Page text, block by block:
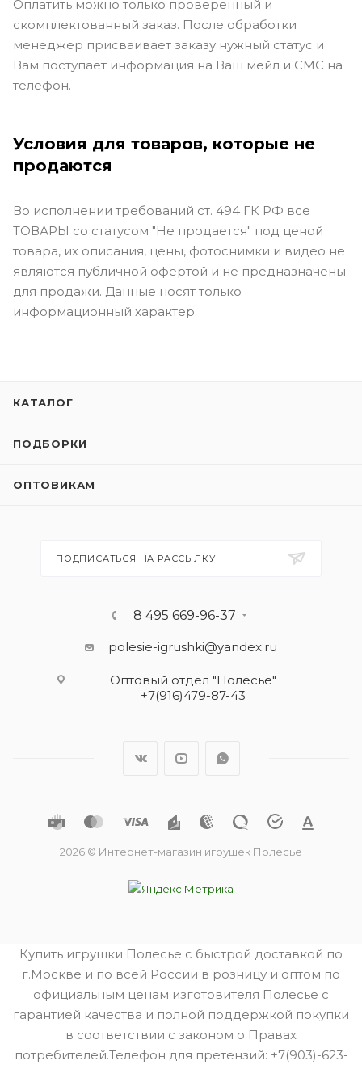
Оплатить можно только проверенный и
скомплектованный заказ. После обработки
менеджер присваивает заказу нужный статус и
Вам поступает информация на Ваш мейл и СМС на
телефон.
Условия для товаров, которые не
продаются
Во исполнении требований ст. 494 ГК РФ все
ТОВАРЫ со статусом "Не продается" под ценой
товара, их описания, цены, фотоснимки и видео не
являются публичной офертой и не предназначены
для продажи. Данные носят только
информационный характер.
КАТАЛОГ
ПОДБОРКИ
ОПТОВИКАМ
ПОДПИСАТЬСЯ НА РАССЫЛКУ
8 495 669-96-37
polesie-igrushki@yandex.ru
Оптовый отдел "Полесье"
+7(916)479-87-43
2026 © Интернет-магазин игрушек Полесье
Купить игрушки Полесье с быстрой доставкой по
г.Москве и по всей России в розницу и оптом по
официальным ценам изготовителя Полесье с
гарантией качества и полной поддержкой покупки
в соответствии с законом о Правах
потребителей.Телефон для претензий: +7(903)-623-